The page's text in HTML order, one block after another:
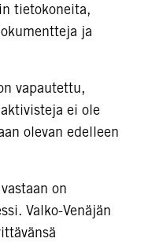
tietokoneita,
ja
vapautettu,
ei ole
olevan edelleen
on
Valko-Venäjän